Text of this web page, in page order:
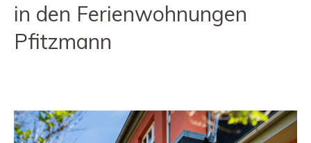
in den Ferienwohnungen
Pfitzmann